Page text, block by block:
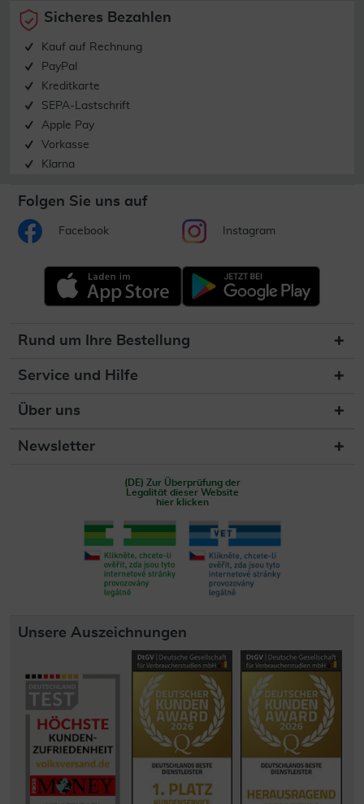
Sicheres Bezahlen
Kauf auf Rechnung
PayPal
Kreditkarte
SEPA-Lastschrift
Apple Pay
Vorkasse
Klarna
Folgen Sie uns auf
Facebook Instagram
Rund um Ihre Bestellung
Service und Hilfe
Über uns
Newsletter
(DE) Zur Überprüfung der
Legalität dieser Website
hier klicken
Unsere Auszeichnungen